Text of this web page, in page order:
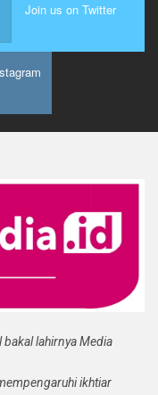
Join us on Twitter
lahirnya Media
ikhtiar